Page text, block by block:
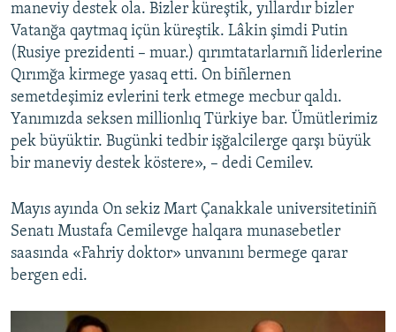
maneviy destek ola. Bizler küreştik, yıllardır bizler
Vatanğa qaytmaq içün küreştik. Lâkin şimdi Putin
(Rusiye prezidenti – muar.) qırımtatarlarnıñ liderlerine
Qırımğa kirmege yasaq etti. On biñlernen
semetdeşimiz evlerini terk etmege mecbur qaldı.
Yanımızda seksen millionlıq Türkiye bar. Ümütlerimiz
pek büyüktir. Bugünki tedbir işğalcilerge qarşı büyük
bir maneviy destek köstere», – dedi Cemilev.
Mayıs ayında On sekiz Mart Çanakkale universitetiniñ
Senatı Mustafa Cemilevge halqara munasebetler
saasında «Fahriy doktor» unvanını bermege qarar
bergen edi.